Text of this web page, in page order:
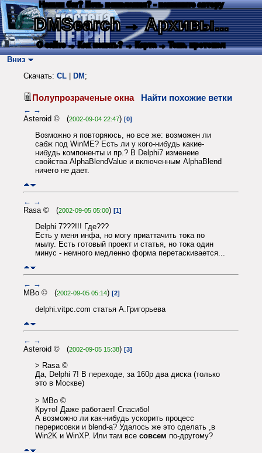
Нашли баг? Есть пожелания? - напишите автору
DMSearch→ Архивы...
О сайте → Как искать? → Карта → Текс. протокол
Вниз
Скачать: CL DM ;
Полупрозраченые окна Найти похожие ветки
← →
Asteroid © (2002-09-04 22:47) [0]
Возможно я повторяюсь, но все же: возможен ли
сабж под WinME? Есть ли у кого-нибудь какие-
нибудь компоненты и пр.? В Delphi7 изменеие
свойства AlphaBlendValue и включенным AlphaBlend
ничего не дает.
← →
Rasa © (2002-09-05 05:00) [1]
Delphi 7???!!! Где???
Есть у меня инфа, но могу приаттачить тока по
мылу. Есть готовый проект и статья, но тока один
минус - немного медленно форма перетаскивается...
← →
MBo © (2002-09-05 05:14) [2]
delphi.vitpc.com статья А.Григорьева
← →
Asteroid © (2002-09-05 15:38) [3]
> Rasa ©
Да, Delphi 7! В переходе, за 160р два диска (только
это в Москве)
> MBo ©
Круто! Даже работает! Спасибо!
А возможно ли как-нибудь ускорить процесс
перерисовки и blend-а? Удалось же это сделать ,в
Win2K и WinXP. Или там все совсем по-другому?